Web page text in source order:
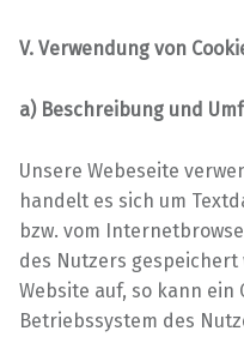
V. Verwendung von
a) Beschreibung und
Unsere Webeseite
handelt es sich um
bzw. vom
des Nutzers
Website auf, so kann ein
Betriebssystem des